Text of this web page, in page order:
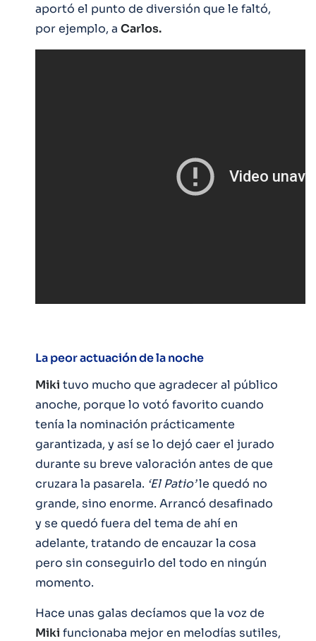
aportó el punto de diversión que le faltó,
por ejemplo, a Carlos.
La peor actuación de la noche
Miki tuvo mucho que agradecer al público
anoche, porque lo votó favorito cuando
tenía la nominación prácticamente
garantizada, y así se lo dejó caer el jurado
durante su breve valoración antes de que
cruzara la pasarela. ‘El Patio’le quedó no
grande, sino enorme. Arrancó desafinado
y se quedó fuera del tema de ahí en
adelante, tratando de encauzar la cosa
pero sin conseguirlo del todo en ningún
momento.
Hace unas galas decíamos que la voz de
Miki funcionaba mejor en melodías sutiles,